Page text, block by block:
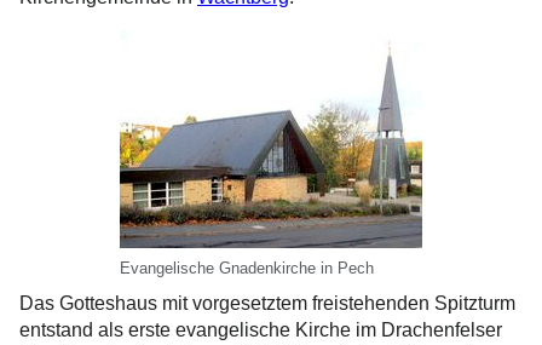
Evangelische Gnadenkirche in Pech
Das Gotteshaus mit vorgesetztem freistehenden Spitzturm
entstand als erste evangelische Kirche im Drachenfelser